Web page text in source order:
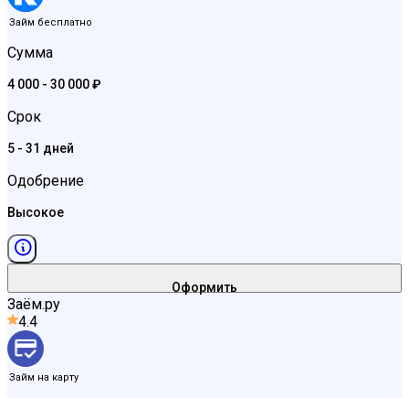
Займ бесплатно
Сумма
4 000 - 30 000 ₽
Срок
5 - 31 дней
Одобрение
Высокое
Оформить
Заём.ру
4.4
Займ на карту